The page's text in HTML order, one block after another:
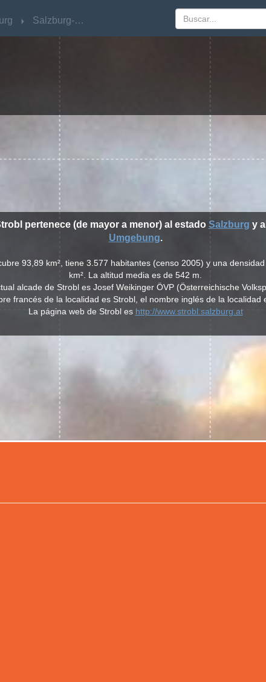
Salzburg-Umgebung
pertenece (de mayor a menor) al estado Salzburg y
Umgebung.
93,89 km², tiene 3.577 habitantes (censo 2005) y una
km². La altitud media es de 542 m.
alcade de Strobl es Josef Weikinger ÖVP (Österreichische
francés de la localidad es Strobl, el nombre inglés de la localidad
La página web de Strobl es http://www.strobl.salzburg.at
Salzburg-Umgebung